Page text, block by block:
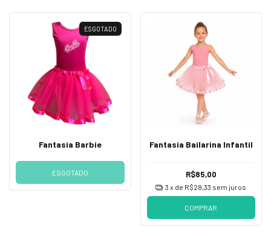
ESGOTADO
Fantasia Barbie
ESGOTADO
Fantasia Bailarina Infantil
R$85,00
3 x de R$28,33 sem juros
COMPRAR